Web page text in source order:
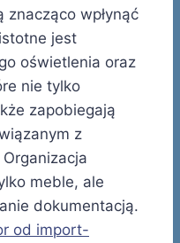
wpłynąć
jest
oświetlenia oraz
nie tylko
zapobiegają
z
meble, ale
dokumentacją.
od import-